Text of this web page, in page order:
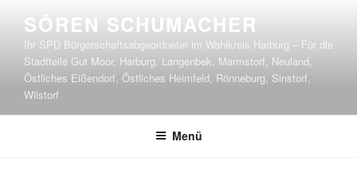
Inhalt
springen
SÖREN SCHUMACHER
Ihr SPD Bürgerschaftsabgeordneter im Wahlkreis Harburg – Für die
Stadtteile Gut Moor, Harburg, Langenbek, Marmstorf, Neuland,
Östliches Eißendorf, Östliches Heimfeld, Rönneburg, Sinstorf,
Wilstorf
Menü